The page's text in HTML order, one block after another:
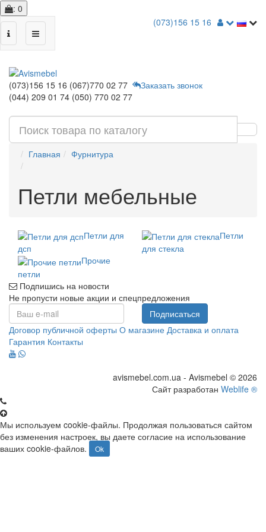
: 0
(073)156 15 16
(073)156 15 16 (067)770 02 77
(044) 209 01 74 (050) 770 02 77
Заказать звонок
Главная Фурнитура
Петли мебельные
Петли для
дсп
Петли
для стекла
Прочие
петли
Подпишись на новости
Не пропусти новые акции и спецпредложения
Подписаться
Договор публичной оферты О магазине Доставка и оплата
Гарантия Контакты
avismebel.com.ua - Avismebel © 2026
Сайт разработан Weblife ®
Мы используем cookie-файлы. Продолжая пользоваться сайтом
без изменения настроек, вы даете согласие на использование
ваших cookie-файлов.
Ok